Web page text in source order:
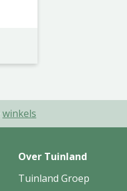
winkels
Over Tuinland
Tuinland Groep